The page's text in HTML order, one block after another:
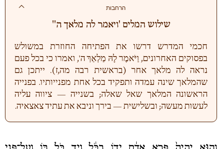
הרחבות
שילוש המלים 'ויאמר לה מלאך ה''
חכמי המדרש דרשו את הפתיחה החוזרת במשולש
בפסוקים האחרונים, וַיֹּאמֶר לָהּ מַלְאַךְ ה', ואמרו כי בכל פעם
נראה לה מלאך אחר (בראשית רבה מה,ז). ייתכן גם
שהמלאך שינה עמדה ותפקיד בכל אחת מפנייותיו. בפנייה
הראשונה המלאך שאל שאלה; בשנייה — ציווה עליה
לעשות מעשה; ובשלישית — בירך וניבא את עתיד צאצאיה.